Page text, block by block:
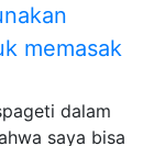
memasak
dalam
saya bisa